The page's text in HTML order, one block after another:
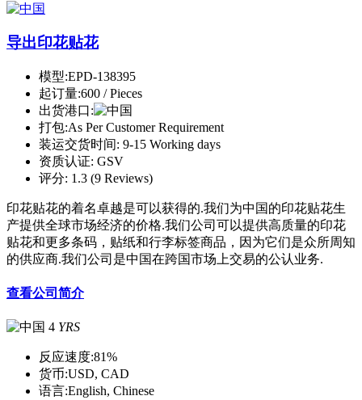
导出印花贴花
模型:EPD-138395
起订量:600 / Pieces
出货港口:
打包:As Per Customer Requirement
装运交货时间: 9-15 Working days
资质认证: GSV
评分: 1.3 (9 Reviews)
印花贴花的着名卓越是可以获得的.我们为中国的印花贴花生
产提供全球市场经济的价格.我们公司可以提供高质量的印花
贴花和更多条码，贴纸和行李标签商品，因为它们是众所周知
的供应商.我们公司是中国在跨国市场上交易的公认业务.
查看公司简介
4 YRS
反应速度:81%
货币:USD, CAD
语言:English, Chinese